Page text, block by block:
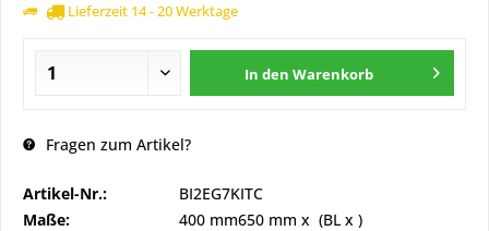
Lieferzeit 14 - 20 Werktage
In den Warenkorb
Fragen zum Artikel?
Artikel-Nr.:
BI2EG7KITC
Maße:
400 mm650 mm x (BL x )